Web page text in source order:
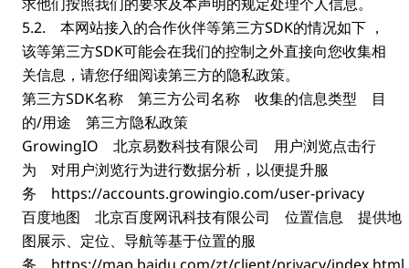
5.2. 本网站接入的合作伙伴等第三方SDK的情况如下 ，
该等第三方SDK可能会在我们的控制之外直接向您收集相
关信息，请您仔细阅读第三方的隐私政策。
第三方SDK名称 第三方公司名称 收集的信息类型 目
的/用途 第三方隐私政策
GrowingIO 北京易数科技有限公司 用户浏览点击行
为 对用户浏览行为进行数据分析，以便提升服
务 https://accounts.growingio.com/user-privacy
百度地图 北京百度网讯科技有限公司 位置信息 提供地
图展示、定位、导航等基于位置的服